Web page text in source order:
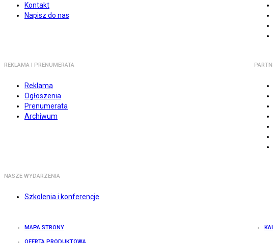
Kontakt
Napisz do nas
REKLAMA I PRENUMERATA
Reklama
Ogłoszenia
Prenumerata
Archiwum
NASZE WYDARZENIA
Szkolenia i konferencje
MAPA STRONY